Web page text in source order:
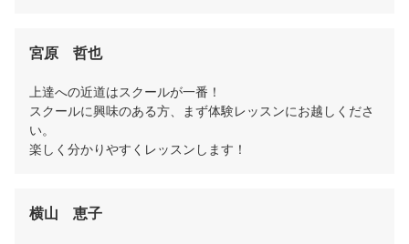
宮原　哲也
上達への近道はスクールが一番！
スクールに興味のある方、まず体験レッスンにお越しくださ
い。
楽しく分かりやすくレッスンします！
横山　恵子